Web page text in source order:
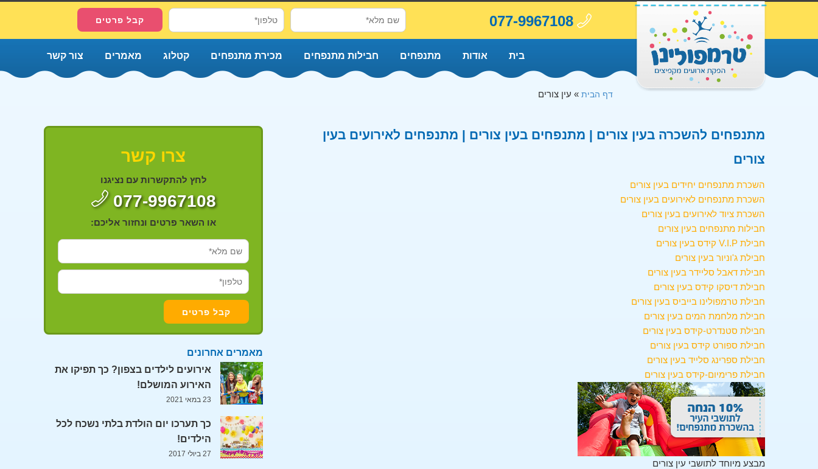
077-9967108
בית אודות מתנפחים חבילות מתנפחים מכירת מתנפחים קטלוג מאמרים צור קשר
דף הבית » עין צורים
מתנפחים להשכרה בעין צורים | מתנפחים בעין צורים | מתנפחים לאירועים בעין
צורים
השכרת מתנפחים יחידים בעין צורים
השכרת מתנפחים לאירועים בעין צורים
השכרת ציוד לאירועים בעין צורים
חבילות מתנפחים בעין צורים
חבילת V.I.P קידס בעין צורים
חבילת ג'וניור בעין צורים
חבילת דאבל סליידר בעין צורים
חבילת דיסקו קידס בעין צורים
חבילת טרמפולינו בייביס בעין צורים
חבילת מלחמת המים בעין צורים
חבילת סטנדרט-קידס בעין צורים
חבילת ספורט קידס בעין צורים
חבילת ספרינג סלייד בעין צורים
חבילת פרימיום-קידס בעין צורים
מבצע מיוחד לתושבי עין צורים
צרו קשר
לחץ להתקשרות עם נציגנו
077-9967108
או השאר פרטים ונחזור אליכם:
מאמרים אחרונים
אירועים לילדים בצפון? כך תפיקו את
האירוע המושלם!
23 במאי 2021
כך תערכו יום הולדת בלתי נשכח לכל
הילדים!
27 ביולי 2017